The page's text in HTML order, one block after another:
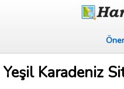
Yeşil Karadeniz